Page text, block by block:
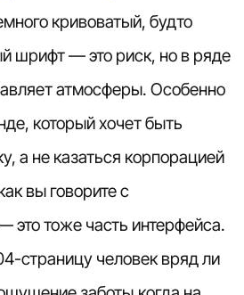
кривоватый, будто
шрифт — это риск, но в ряде
атмосферы. Особенно
который хочет быть
а не казаться корпорацией
вы говорите с
это тоже часть интерфейса.
страницу человек вряд ли